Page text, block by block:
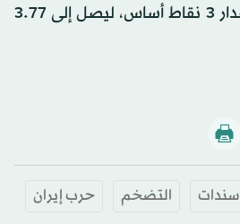
لأجَل عشر سنوات بمقدار 3 نقاط أساس، ليصل إلى 3.77
سندات التضخم
حرب إيران